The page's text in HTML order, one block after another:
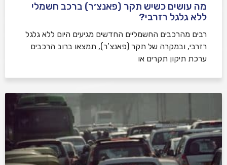
מה עושים כשיש תקר (פאנצ׳ר) ברכב חשמלי
ללא גלגל רזרבי?
רבים מהרכבים החשמליים החדשים מגיעים היום ללא גלגל
רזרבי, ובמקרה של תקר (פאנצ’ר), תמצאו ברוב הרכבים
ערכת תיקון תקרים או